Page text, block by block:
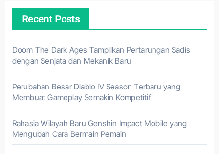
Recent Posts
Doom The Dark Ages Tampilkan Pertarungan Sadis
dengan Senjata dan Mekanik Baru
Perubahan Besar Diablo IV Season Terbaru yang
Membuat Gameplay Semakin Kompetitif
Rahasia Wilayah Baru Genshin Impact Mobile yang
Mengubah Cara Bermain Pemain